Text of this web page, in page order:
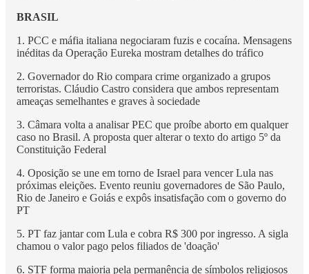
BRASIL
1. PCC e máfia italiana negociaram fuzis e cocaína. Mensagens
inéditas da Operação Eureka mostram detalhes do tráfico
2. Governador do Rio compara crime organizado a grupos
terroristas. Cláudio Castro considera que ambos representam
ameaças semelhantes e graves à sociedade
3. Câmara volta a analisar PEC que proíbe aborto em qualquer
caso no Brasil. A proposta quer alterar o texto do artigo 5º da
Constituição Federal
4. Oposição se une em torno de Israel para vencer Lula nas
próximas eleições. Evento reuniu governadores de São Paulo,
Rio de Janeiro e Goiás e expôs insatisfação com o governo do
PT
5. PT faz jantar com Lula e cobra R$ 300 por ingresso. A sigla
chamou o valor pago pelos filiados de 'doação'
6. STF forma maioria pela permanência de símbolos religiosos